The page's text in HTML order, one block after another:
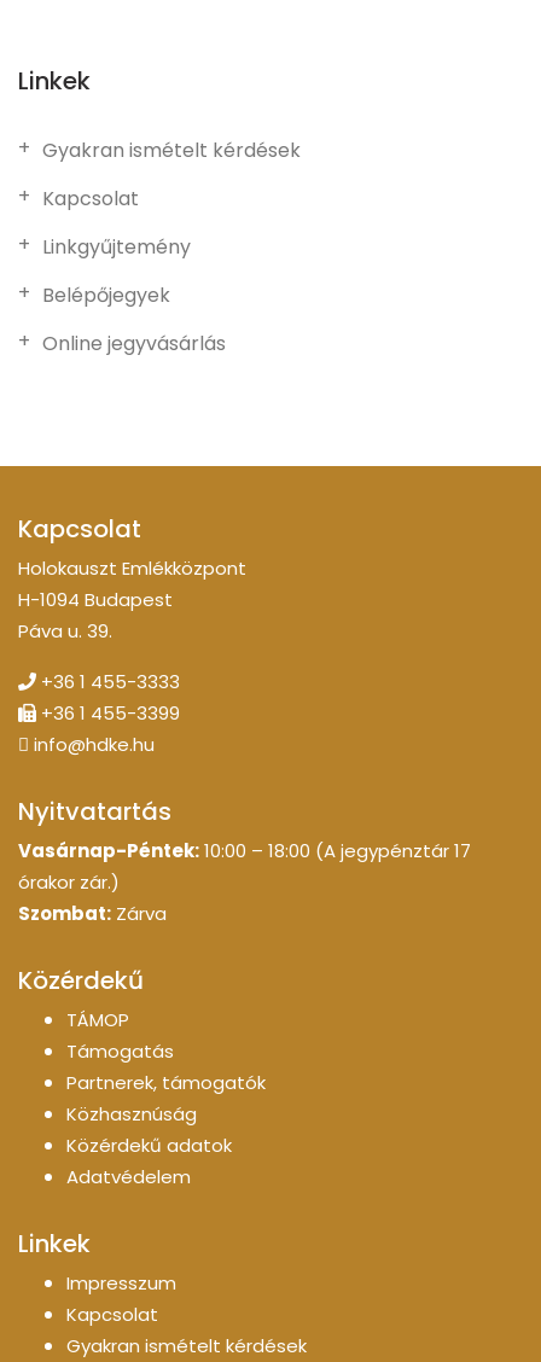
Linkek
Gyakran ismételt kérdések
Kapcsolat
Linkgyűjtemény
Belépőjegyek
Online jegyvásárlás
Kapcsolat
Holokauszt Emlékközpont
H-1094 Budapest
Páva u. 39.
+36 1 455-3333
+36 1 455-3399
info@hdke.hu
Nyitvatartás
Vasárnap-Péntek:10:00 – 18:00 (A jegypénztár 17
órakor zár.)
Szombat: Zárva
Közérdekű
TÁMOP
Támogatás
Partnerek, támogatók
Közhasznúság
Közérdekű adatok
Adatvédelem
Linkek
Impresszum
Kapcsolat
Gyakran ismételt kérdések